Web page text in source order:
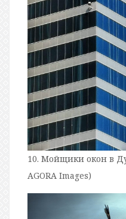
10. Мойщики окон в
AGORA Images)